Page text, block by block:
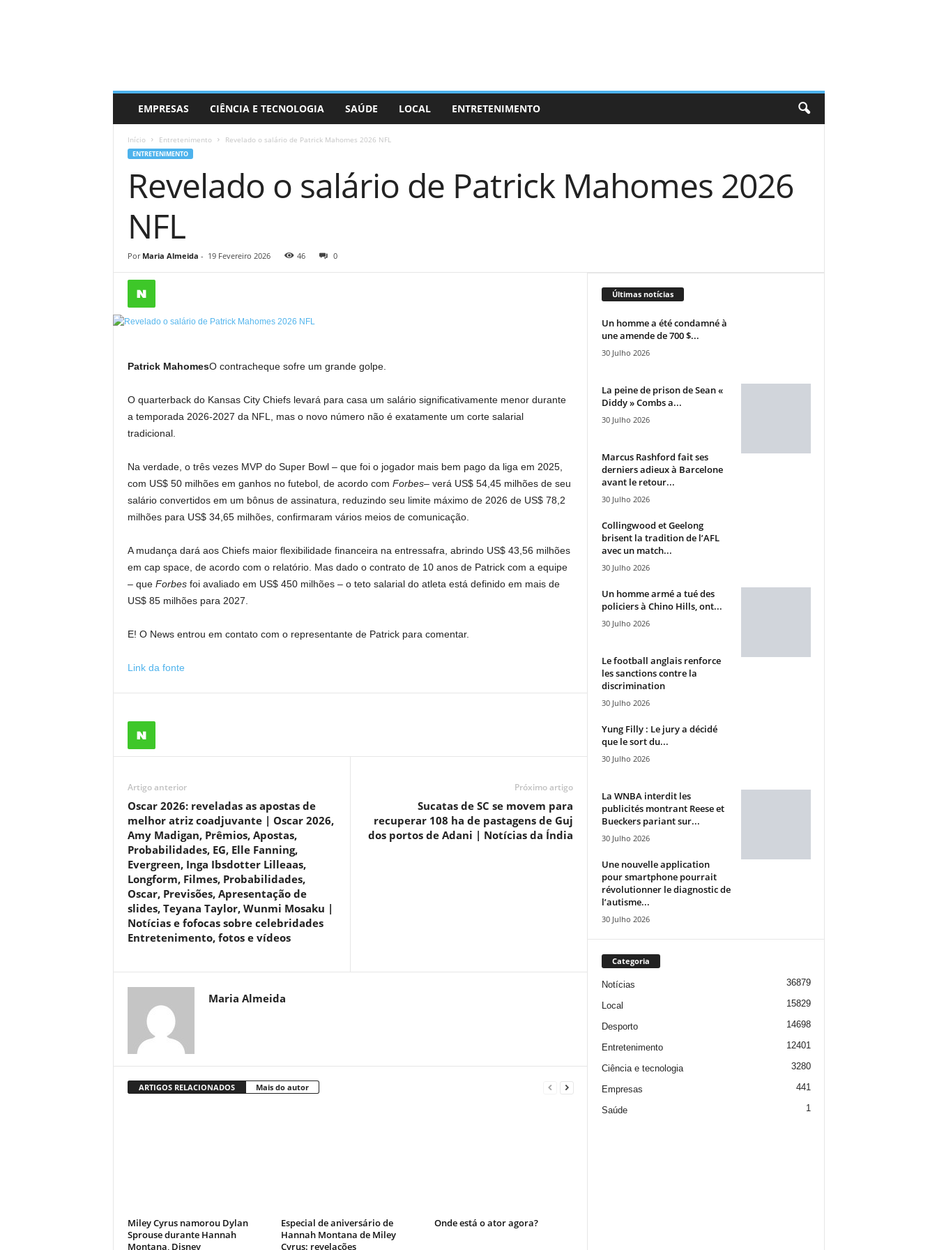
EMPRESAS CIÊNCIA E TECNOLOGIA SAÚDE LOCAL ENTRETENIMENTO
Início Entretenimento Revelado o salário de Patrick Mahomes 2026 NFL
ENTRETENIMENTO
Revelado o salário de Patrick Mahomes 2026
NFL
Por Maria Almeida - 19 Fevereiro 2026 46 0
Patrick MahomesO contracheque sofre um grande golpe.
O quarterback do Kansas City Chiefs levará para casa um salário significativamente menor durante
a temporada 2026-2027 da NFL, mas o novo número não é exatamente um corte salarial
tradicional.
Na verdade, o três vezes MVP do Super Bowl – que foi o jogador mais bem pago da liga em 2025,
com US$ 50 milhões em ganhos no futebol, de acordo com Forbes– verá US$ 54,45 milhões de seu
salário convertidos em um bônus de assinatura, reduzindo seu limite máximo de 2026 de US$ 78,2
milhões para US$ 34,65 milhões, confirmaram vários meios de comunicação.
A mudança dará aos Chiefs maior flexibilidade financeira na entressafra, abrindo US$ 43,56 milhões
em cap space, de acordo com o relatório. Mas dado o contrato de 10 anos de Patrick com a equipe
– que Forbesfoi avaliado em US$ 450 milhões – o teto salarial do atleta está definido em mais de
US$ 85 milhões para 2027.
E! O News entrou em contato com o representante de Patrick para comentar.
Link da fonte
Artigo anterior
Oscar 2026: reveladas as apostas de
melhor atriz coadjuvante | Oscar 2026,
Amy Madigan, Prêmios, Apostas,
Probabilidades, EG, Elle Fanning,
Evergreen, Inga Ibsdotter Lilleaas,
Longform, Filmes, Probabilidades,
Oscar, Previsões, Apresentação de
slides, Teyana Taylor, Wunmi Mosaku |
Notícias e fofocas sobre celebridades
Entretenimento, fotos e vídeos
Próximo artigo
Sucatas de SC se movem para
recuperar 108 ha de pastagens de Guj
dos portos de Adani | Notícias da Índia
Maria Almeida
ARTIGOS RELACIONADOS Mais do autor
Miley Cyrus namorou Dylan
Sprouse durante Hannah
Montana, Disney
Especial de aniversário de
Hannah Montana de Miley
Cyrus: revelações
Onde está o ator agora?
Últimas notícias
Un homme a été condamné à
une amende de 700 $...
30 Julho 2026
La peine de prison de Sean «
Diddy » Combs a...
30 Julho 2026
Marcus Rashford fait ses
derniers adieux à Barcelone
avant le retour...
30 Julho 2026
Collingwood et Geelong
brisent la tradition de l’AFL
avec un match...
30 Julho 2026
Un homme armé a tué des
policiers à Chino Hills, ont...
30 Julho 2026
Le football anglais renforce
les sanctions contre la
discrimination
30 Julho 2026
Yung Filly : Le jury a décidé
que le sort du...
30 Julho 2026
La WNBA interdit les
publicités montrant Reese et
Bueckers pariant sur...
30 Julho 2026
Une nouvelle application
pour smartphone pourrait
révolutionner le diagnostic de
l’autisme...
30 Julho 2026
Categoria
Notícias 36879
Local 15829
Desporto 14698
Entretenimento 12401
Ciência e tecnologia 3280
Empresas 441
Saúde 1